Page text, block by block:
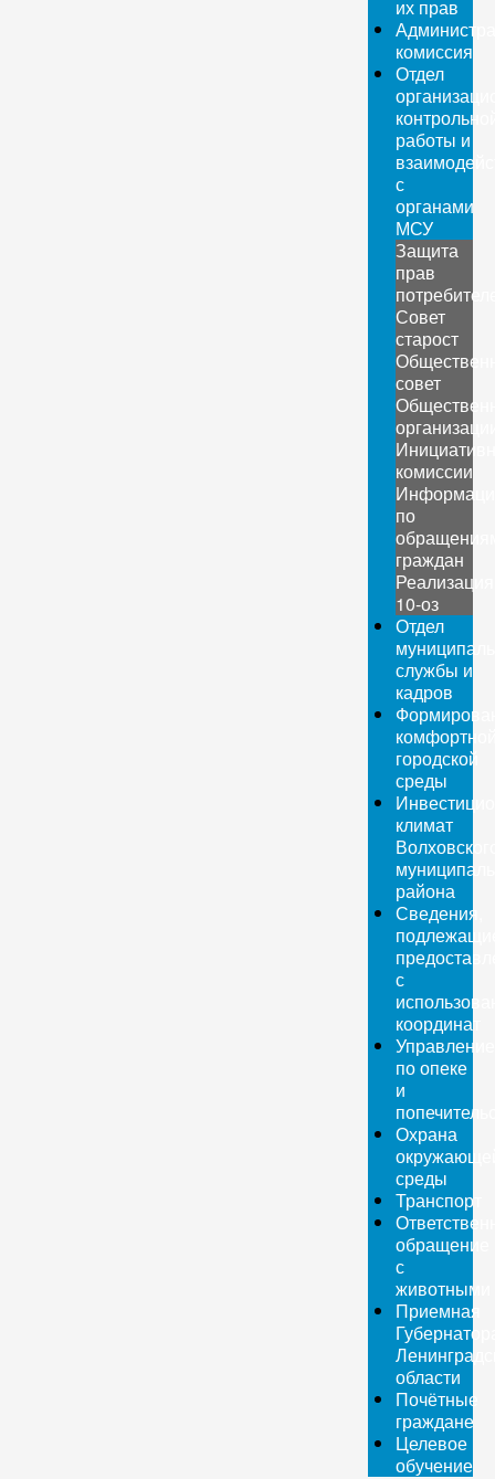
их прав
комиссия
Отдел
работы и
с
органами
МСУ
Защита
прав
Совет
старост
совет
комиссии
по
граждан
Реализация
10-оз
Отдел
службы и
кадров
городской
среды
климат
района
Сведения,
с
координат
Управление
по опеке
и
Охрана
среды
Транспорт
обращение
с
животными
Приемная
области
Почётные
граждане
Целевое
обучение